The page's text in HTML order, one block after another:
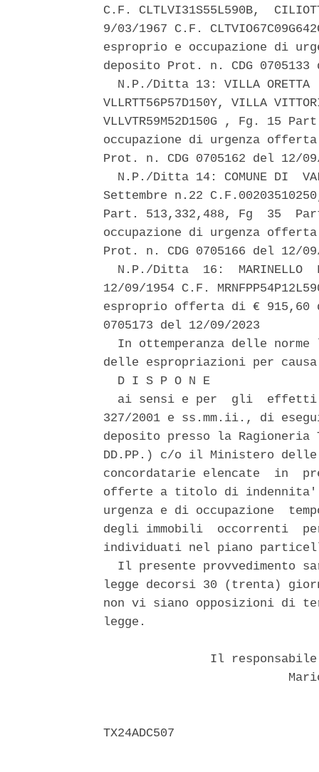
C.F. CLTLVI31S55L590B,
9/03/1967 C.F.
esproprio e occupazione di
deposito Prot. n. CDG
N.P./Ditta 13: VILLA ORETTA
VLLRTT56P57D150Y, VILLA
VLLVTR59M52D150G , Fg.
occupazione di urgenza
Prot. n. CDG 0705162 del 12/
N.P./Ditta 14: COMUNE DI
Settembre n.22
Part. 513,332,488, Fg  35
occupazione di urgenza
Prot. n. CDG 0705166 del 12/
N.P./Ditta  16:  MARINELLO
12/09/1954 C.F.
esproprio offerta di €
0705173 del 12/09/2023
In ottemperanza delle norme
delle espropriazioni per
  D I S P O N E
ai sensi e per  gli
327/2001 e ss.mm.ii., di
deposito presso la
DD.PP.) c/o il Ministero
concordatarie elencate  in
offerte a titolo di indennita'
urgenza e di occupazione
degli immobili  occorrenti
individuati nel piano
Il presente provvedimento
legge decorsi 30 (trenta)
non vi siano opposizioni di
legge.
Il